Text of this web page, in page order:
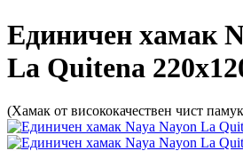
Единичен хамак
La Quitena
(Хамак от висококачествен чист